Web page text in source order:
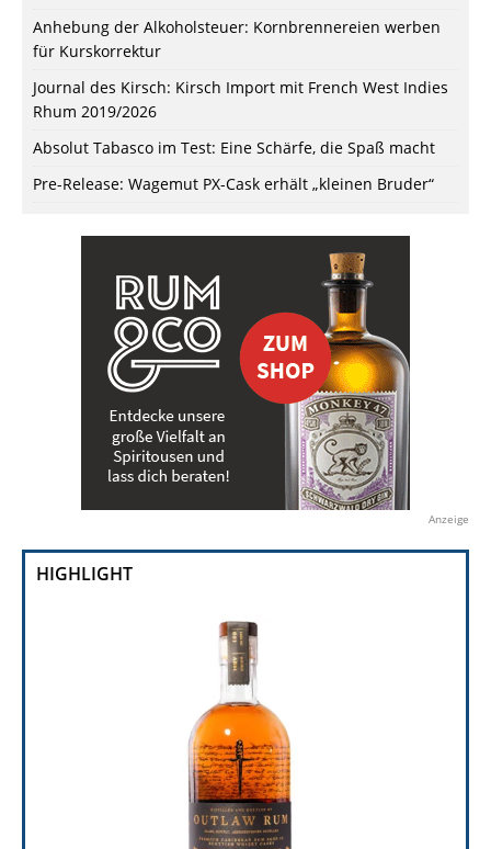
Anhebung der Alkoholsteuer: Kornbrennereien werben
für Kurskorrektur
Journal des Kirsch: Kirsch Import mit French West Indies
Rhum 2019/2026
Absolut Tabasco im Test: Eine Schärfe, die Spaß macht
Pre-Release: Wagemut PX-Cask erhält „kleinen Bruder“
Anzeige
HIGHLIGHT